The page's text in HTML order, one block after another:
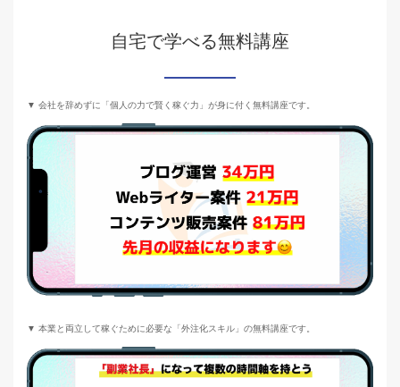
自宅で学べる無料講座
▼ 会社を辞めずに「個人の力で賢く稼ぐ力」が身に付く無料講座です。
▼ 本業と両立して稼ぐために必要な「外注化スキル」の無料講座です。